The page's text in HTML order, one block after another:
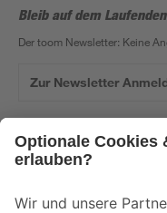
Bleib auf dem
Der toom Newsletter: Keine
Zur Newsletter
Folge uns